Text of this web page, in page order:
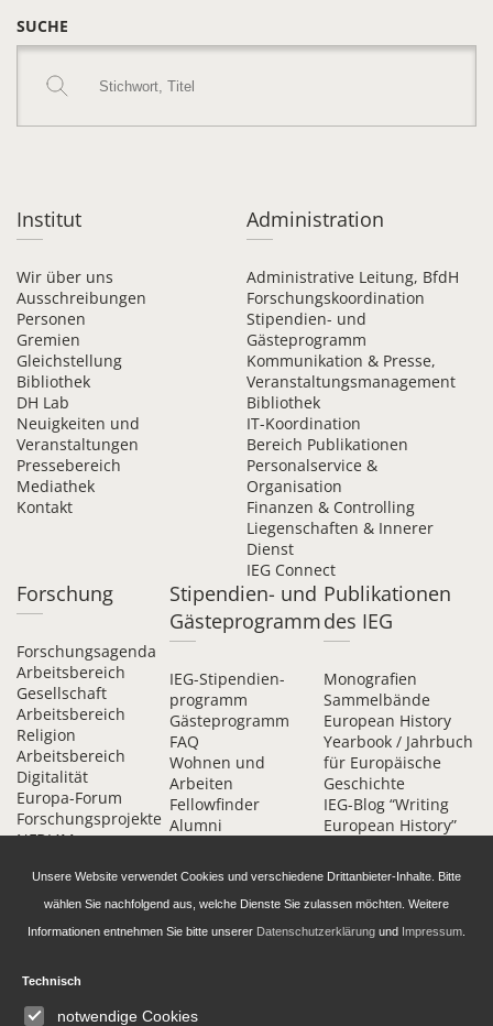
SUCHE
Institut
Wir über uns
Ausschreibungen
Personen
Gremien
Gleichstellung
Bibliothek
DH Lab
Neuigkeiten und
Veranstaltungen
Pressebereich
Mediathek
Kontakt
Administration
Administrative Leitung, BfdH
Forschungskoordination
Stipendien- und
Gästeprogramm
Kommunikation & Presse,
Veranstaltungsmanagement
Bibliothek
IT-Koordination
Bereich Publikationen
Personalservice &
Organisation
Finanzen & Controlling
Liegenschaften & Innerer
Dienst
IEG Connect
Forschung
Forschungsagenda
Arbeitsbereich
Gesellschaft
Arbeitsbereich
Religion
Arbeitsbereich
Digitalität
Europa-Forum
Forschungsprojekte
NFDI4Memory
Stipendien- und
Gästeprogramm
IEG-Stipendien­
programm
Gästeprogramm
FAQ
Wohnen und
Arbeiten
Fellowfinder
Alumni
am IEG
Publikationen
des IEG
Monografien
Sammelbände
European History
Yearbook / Jahrbuch
für Europäische
Geschichte
IEG-Blog “Writing
European History”
IEG Digital
Unsere Website verwendet Cookies und verschiedene Drittanbieter-Inhalte. Bitte
wählen Sie nachfolgend aus, welche Dienste Sie zulassen möchten. Weitere
Informationen entnehmen Sie bitte unserer Datenschutzerklärung und Impressum
Technisch
notwendige Cookies